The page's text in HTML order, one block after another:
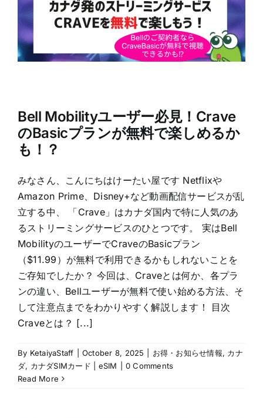
Bell Mobilityユーザー必見！Crave
のBasicプランが無料で楽しめるか
も！？
みなさん、こんにちはけーたい屋です Netflixや
Amazon Prime、Disney+など動画配信サービスが乱
立する中、 「Crave」はカナダ国内で特に人気のあ
るストリーミングサービスのひとつです。 実はBell
MobilityのユーザーでCraveのBasicプラン
（$11.99）が無料で利用できるかもしれないことを
ご存知でしたか？ 今回は、Craveとは何か、各プラ
ンの違い、Bellユーザーが無料で使い始める方法、そ
して注意点までをわかりやすく解説します！ 目次
Craveとは？ [...]
By KetaiyaStaff October 8, 2025 お得・お知らせ情報, カナ
ダ, カナダSIMカード | eSIM
0 Comments
Read More